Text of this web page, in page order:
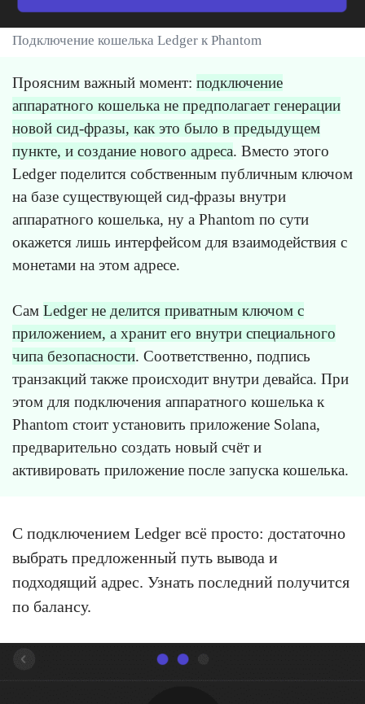
Подключение кошелька Ledger к Phantom
Проясним важный момент: подключение
аппаратного кошелька не предполагает генерации
новой сид-фразы, как это было в предыдущем
пункте, и создание нового адреса. Вместо этого
Ledger поделится собственным публичным ключом
на базе существующей сид-фразы внутри
аппаратного кошелька, ну а Phantom по сути
окажется лишь интерфейсом для взаимодействия с
монетами на этом адресе.
Сам Ledger не делится приватным ключом с
приложением, а хранит его внутри специального
чипа безопасности. Соответственно, подпись
транзакций также происходит внутри девайса. При
этом для подключения аппаратного кошелька к
Phantom стоит установить приложение Solana,
предварительно создать новый счёт и
активировать приложение после запуска кошелька.
С подключением Ledger всё просто: достаточно
выбрать предложенный путь вывода и
подходящий адрес. Узнать последний получится
по балансу.